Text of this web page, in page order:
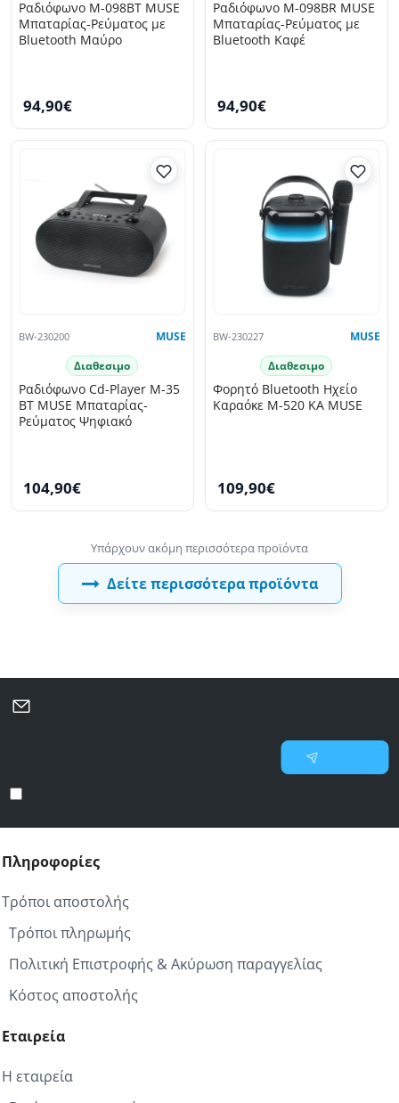
Ραδιόφωνο M-098BT MUSE
Μπαταρίας-Ρεύματος με
Bluetooth Μαύρο
94,90€
Ραδιόφωνο M-098BR MUSE
Μπαταρίας-Ρεύματος με
Bluetooth Καφέ
94,90€
BW-230200 MUSE
Διαθεσιμο
Ραδιόφωνο Cd-Player M-35
BT MUSE Μπαταρίας-
Ρεύματος Ψηφιακό
104,90€
BW-230227 MUSE
Διαθεσιμο
Φορητό Bluetooth Ηχείο
Καραόκε M-520 KA MUSE
109,90€
Δείτε περισσότερα προϊόντα
email
σας
Πληροφορίες
Τρόποι αποστολής
Τρόποι πληρωμής
Πολιτική Επιστροφής & Ακύρωση παραγγελίας
Κόστος αποστολής
Εταιρεία
Η εταιρεία